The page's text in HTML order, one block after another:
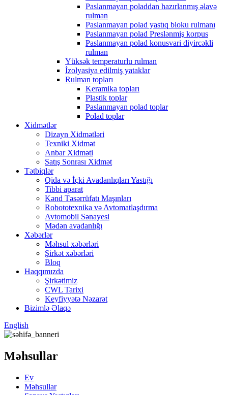
Paslanmayan poladdan hazırlanmış əlavə
rulman
Paslanmayan polad yastıq bloku rulmanı
Paslanmayan polad Preslənmiş korpus
Paslanmayan polad konusvari diyircəkli
rulman
Yüksək temperaturlu rulman
İzolyasiya edilmiş yataklar
Rulman topları
Keramika topları
Plastik toplar
Paslanmayan polad toplar
Polad toplar
Xidmətlər
Dizayn Xidmətləri
Texniki Xidmət
Anbar Xidməti
Satış Sonrası Xidmət
Tətbiqlər
Qida və İçki Avadanlıqları Yastığı
Tibbi aparat
Kənd Təsərrüfatı Maşınları
Robototexnika və Avtomatlaşdırma
Avtomobil Sənayesi
Mədən avadanlığı
Xəbərlər
Məhsul xəbərləri
Şirkət xəbərləri
Bloq
Haqqımızda
Şirkətimiz
CWL Tarixi
Keyfiyyətə Nəzarət
Bizimlə Əlaqə
English
Məhsullar
Ev
Məhsullar